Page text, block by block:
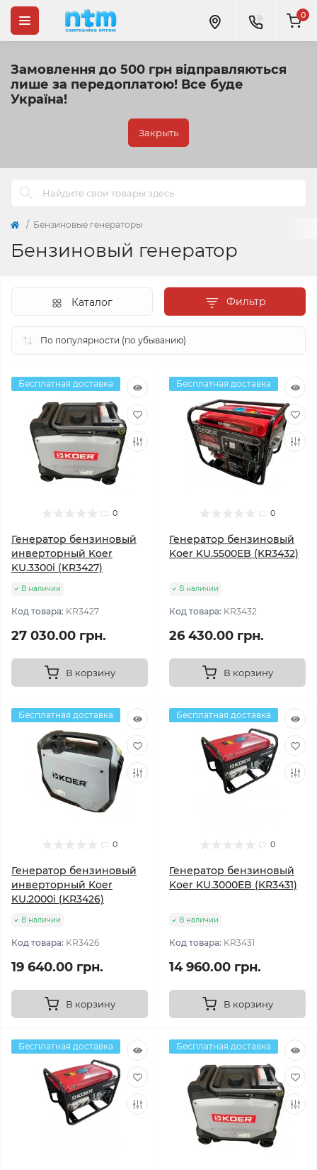
Замовлення до 500 грн відправляються
лише за передоплатою! Все буде
Україна!
Закрыть
0
Бензиновые генераторы
Бензиновый генератор
Фильтр
Каталог
Бесплатная доставка
0
Генератор бензиновый
инверторный Koer
KU.3300i (KR3427)
В наличии
Код товара: KR3427
27 030.00 грн.
В корзину
Бесплатная доставка
0
Генератор бензиновый
Koer KU.5500EB (KR3432)
В наличии
Код товара: KR3432
26 430.00 грн.
В корзину
Бесплатная доставка
0
Генератор бензиновый
инверторный Koer
KU.2000i (KR3426)
В наличии
Код товара: KR3426
19 640.00 грн.
В корзину
Бесплатная доставка
0
Генератор бензиновый
Koer KU.3000EB (KR3431)
В наличии
Код товара: KR3431
14 960.00 грн.
В корзину
Бесплатная доставка Бесплатная доставка